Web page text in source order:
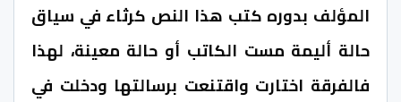
المؤلف بدوره كتب هذا النص كرثاء في سياق
حالة أليمة مست الكاتب أو حالة معينة، لهذا
فالفرقة اختارت واقتنعت برسالتها ودخلت في